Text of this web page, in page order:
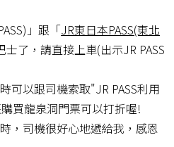
」跟「JR東日本PASS(東北
士了，請直接上車(出示JR PASS
可以跟司機索取"JR PASS利用
買龍泉洞門票可以打折喔!
，司機很好心地遞給我，感恩